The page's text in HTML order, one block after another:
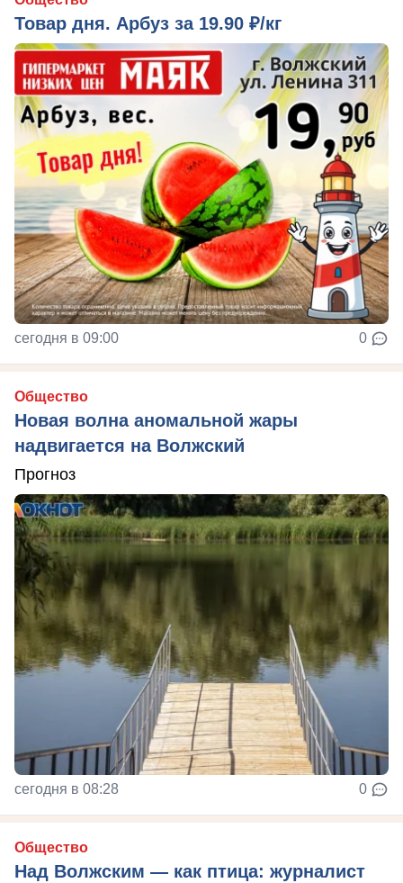
Товар дня. Арбуз за 19.90 ₽/кг
сегодня в 09:00 0
Общество
Новая волна аномальной жары
надвигается на Волжский
Прогноз
сегодня в 08:28 0
Общество
Над Волжским — как птица: журналист